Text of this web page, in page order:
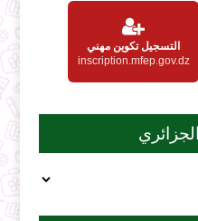
التسجيل تكوين مهني
inscription.mfep.gov.dz